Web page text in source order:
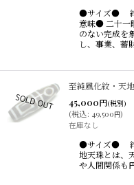
●サイズ● 約
意味● 二十一
のない完成を
し、事業、蓄
至純風化紋・天
45,000円(税別)
(税込: 49,500円)
在庫なし
●サイズ● 約
地天珠とは、
や人間関係も